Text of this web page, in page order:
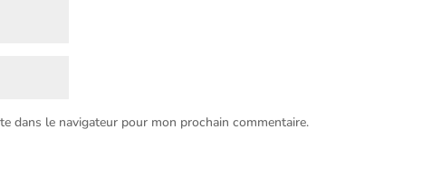
dans le navigateur pour mon prochain commentaire.